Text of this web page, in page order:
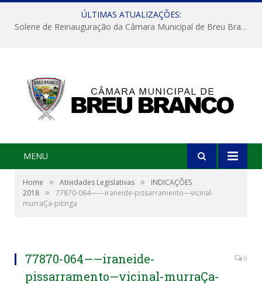
ÚLTIMAS ATUALIZAÇÕES:
Solene de Reinauguração da Câmara Municipal de Breu Branco
MENU
Home » Atividades Legislativas »
INDICAÇÕES
2018 »
77870-064——iraneide-pissarramento—vicinal-
murraÇa-pitinga
77870-064——iraneide-
pissarramento—vicinal-murraÇa-
0